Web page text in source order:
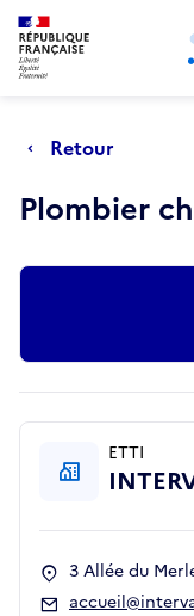
Aller au menu principal
Retour
Plombier
Actions
ETTI
3 Allée du
Retour au début de la
Panneau de gestion